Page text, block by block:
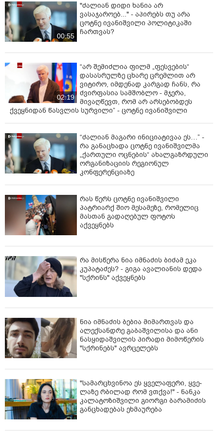
00:55
"ძალიან დიდი ხანია არ
ვასაჯაროებ..." - აპირებს თუ არა
ცოტნე ივანიშვილი პოლიტიკაში
ჩართვას?
02:19
“არ შემიძლია ფილმ „ფესვების“
დასასრულზე ცხარე ცრემლით არ
ვიტირო, იმდენად კარგად ჩანს, რა
ძვირფასია სამშობლო - მჯერა,
მივაღწევთ, რომ არ არსებობდეს
ქვეყნიდან წასვლის სურვილი” - ცოტნე ივანიშვილი
“ძალიან მაგარი ინიციატივაა ეს…” -
რა განაცხადა ცოტნე ივანიშვილმა
„ქართული ოცნების“ ახალგაზრდული
ორგანიზაციის რეგიონულ
კონფერენციაზე
რას წერს ცოტნე ივანიშვილი
პატრიარქ შიო მესამეზე, რომელიც
მასთან გადაღებულ ფოტოს
აქვეყნებს
რა მისწერა ნია იმნაძის ბიძამ ეკა
კუპატაძეს? - გიგა ავალიანის დედა
"სქრინს" აქვეყნებს
ნია იმნაძის ბებია მიმართვას და
ალექსანდრე გაბაშვილისა და ანი
ნასყიდაშვილის პირადი მიმოწერის
"სქრინებს" ავრცელებს
"სა­მარ­ცხვი­ნოა ეს ყვე­ლა­ფე­რი, ყვე­
ლა­ზე რბი­ლად რომ ვთქვა!" - ნანკა
კალატოზიშვილი გიორგი ბარამიძის
განცხადებას ეხმაურება